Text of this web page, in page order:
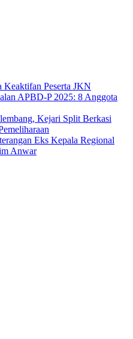
Peserta JKN
APBD-P 2025: 8 Anggota
Kejari Split Berkasi
Eks Kepala Regional
Anwar